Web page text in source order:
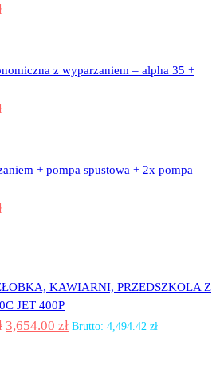
z wyparzaniem – alpha 35 +
+ pompa spustowa + 2x pompa –
KAWIARNI, PRZEDSZKOLA Z
JET 400P
3,654.00 zł Brutto: 4,494.42 zł